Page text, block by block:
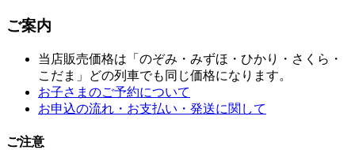
ご案内
当店販売価格は「のぞみ・みずほ・ひかり・さくら・
こだま」どの列車でも同じ価格になります。
お子さまのご予約について
お申込の流れ・お支払い・発送に関して
ご注意